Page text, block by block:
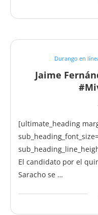
Durango en
Jaime
[ultimate_heading
El candidato por el
Saracho se …